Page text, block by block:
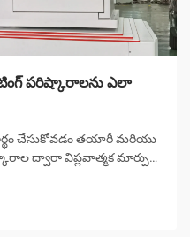
పరిష్కారాలను ఎలా
చేసుకోవడం తయారీ మరియు
ద్వారా విప్లవాత్మక మార్పు